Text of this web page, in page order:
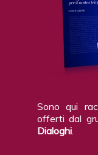
Sono qui
offerti dal
Dialoghi.